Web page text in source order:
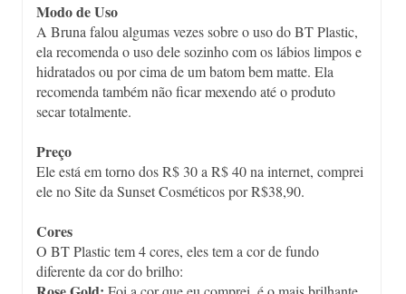
Modo de Uso
A Bruna falou algumas vezes sobre o uso do BT Plastic,
ela recomenda o uso dele sozinho com os lábios limpos e
hidratados ou por cima de um batom bem matte. Ela
recomenda também não ficar mexendo até o produto
secar totalmente.
Preço
Ele está em torno dos R$ 30 a R$ 40 na internet, comprei
ele no Site da Sunset Cosméticos por R$38,90.
Cores
O BT Plastic tem 4 cores, eles tem a cor de fundo
diferente da cor do brilho: